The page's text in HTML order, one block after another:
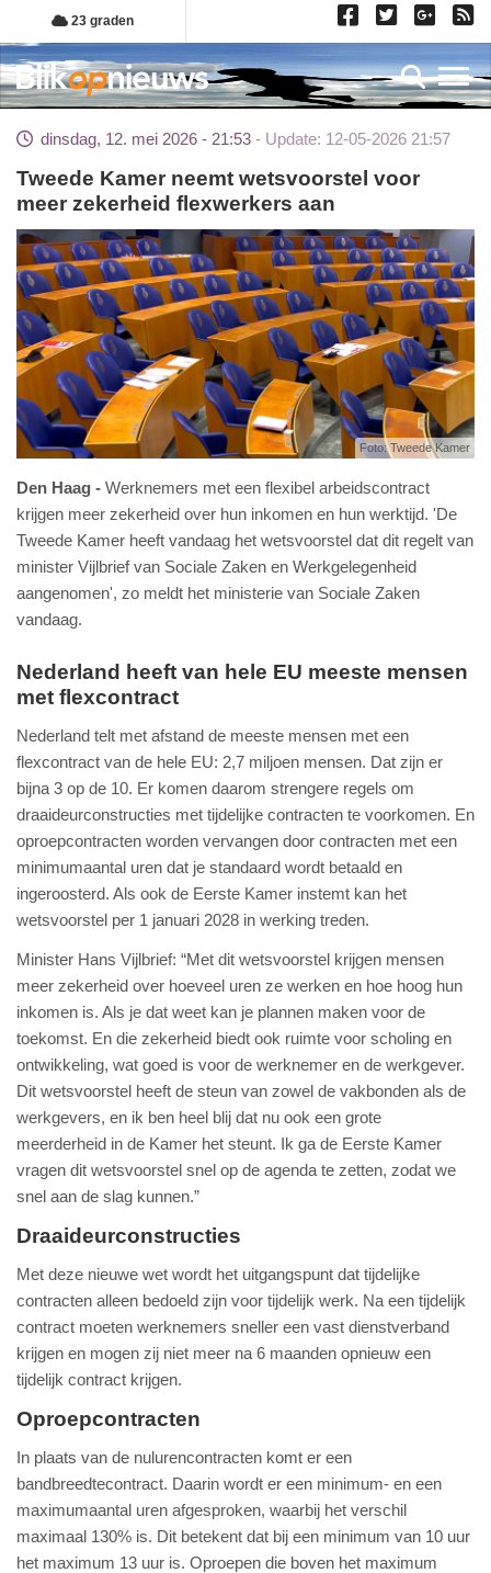
Overslaan
en
naar
de
gaan
23 graden
dinsdag, 12. mei 2026 - 21:53 Update: 12-05-2026 21:57
Tweede Kamer neemt wetsvoorstel voor
meer zekerheid flexwerkers aan
Foto: Tweede Kamer
Den Haag
Werknemers met een flexibel arbeidscontract
krijgen meer zekerheid over hun inkomen en hun werktijd. 'De
Tweede Kamer heeft vandaag het wetsvoorstel dat dit regelt van
minister Vijlbrief van Sociale Zaken en Werkgelegenheid
aangenomen', zo meldt het ministerie van Sociale Zaken
vandaag.
Nederland heeft van hele EU meeste mensen
met flexcontract
Nederland telt met afstand de meeste mensen met een
flexcontract van de hele EU: 2,7 miljoen mensen. Dat zijn er
bijna 3 op de 10. Er komen daarom strengere regels om
draaideurconstructies met tijdelijke contracten te voorkomen. En
oproepcontracten worden vervangen door contracten met een
minimumaantal uren dat je standaard wordt betaald en
ingeroosterd. Als ook de Eerste Kamer instemt kan het
wetsvoorstel per 1 januari 2028 in werking treden.
Minister Hans Vijlbrief: “Met dit wetsvoorstel krijgen mensen
meer zekerheid over hoeveel uren ze werken en hoe hoog hun
inkomen is. Als je dat weet kan je plannen maken voor de
toekomst. En die zekerheid biedt ook ruimte voor scholing en
ontwikkeling, wat goed is voor de werknemer en de werkgever.
Dit wetsvoorstel heeft de steun van zowel de vakbonden als de
werkgevers, en ik ben heel blij dat nu ook een grote
meerderheid in de Kamer het steunt. Ik ga de Eerste Kamer
vragen dit wetsvoorstel snel op de agenda te zetten, zodat we
snel aan de slag kunnen.”
Draaideurconstructies
Met deze nieuwe wet wordt het uitgangspunt dat tijdelijke
contracten alleen bedoeld zijn voor tijdelijk werk. Na een tijdelijk
contract moeten werknemers sneller een vast dienstverband
krijgen en mogen zij niet meer na 6 maanden opnieuw een
tijdelijk contract krijgen.
Oproepcontracten
In plaats van de nulurencontracten komt er een
bandbreedtecontract. Daarin wordt er een minimum- en een
maximumaantal uren afgesproken, waarbij het verschil
maximaal 130% is. Dit betekent dat bij een minimum van 10 uur
het maximum 13 uur is. Oproepen die boven het maximum